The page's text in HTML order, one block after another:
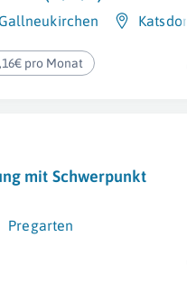
Katsdorf
pro Monat
mit Schwerpunkt
Pregarten